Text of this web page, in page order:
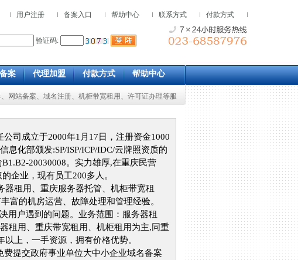
用户注册 备案入口 帮助中心 联系方式 付款方式
验证码:
案 代理加盟 付款方式 帮助中心
、 网站备案、 域名注册、 机柜带宽租用、 许可证办理等服
司成立于2000年1月17日，注册资金1000
息化部颁发:SP/ISP/ICP/IDC/云牌照资质的
20030008。实力雄厚,在重庆民营
企业，现有员工200多人。
器租用、重庆服务器托管、机柜带宽租
富的机房运营、故障处理和管理经验。
用户遇到的问题。业务范围：服务器租
租用、重庆带宽租用、机柜租用为主,同重
上，一手资源，拥有价格优势。
提交政府事业单位大中小企业域名备案